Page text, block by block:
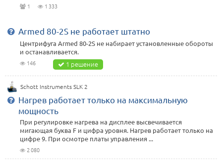
1 1 333
Armed 80-2S не работает штатно
Центрифуга Armed 80-2S не набирает установленные обороты
и останавливается.
146 1 решение
Schott Instruments SLK 2
Нагрев работает только на максимальную
мощность
При регулировке нагрева на дисплее высвечивается
мигающая буква F и цифра уровня. Нагрев работает только на
цифре 9. При осмотре платы управления ...
2 080